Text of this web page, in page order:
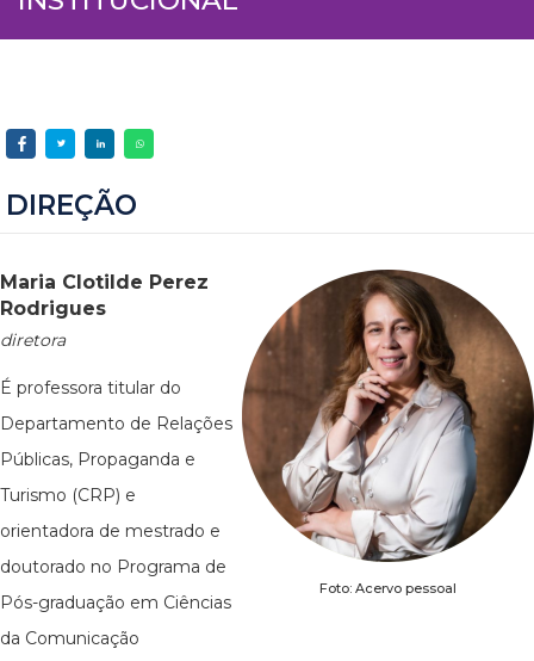
DIREÇÃO
Foto: Acervo pessoal
Maria Clotilde Perez
Rodrigues
diretora
É professora titular do
Departamento de Relações
Públicas, Propaganda e
Turismo (CRP) e
orientadora de mestrado e
doutorado no Programa de
Pós-graduação em Ciências
da Comunicação